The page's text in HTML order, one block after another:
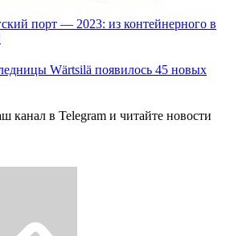
порт — 2023: из контейнерного в
Wärtsilä появилось 45 новых
канал в Telegram и читайте новости